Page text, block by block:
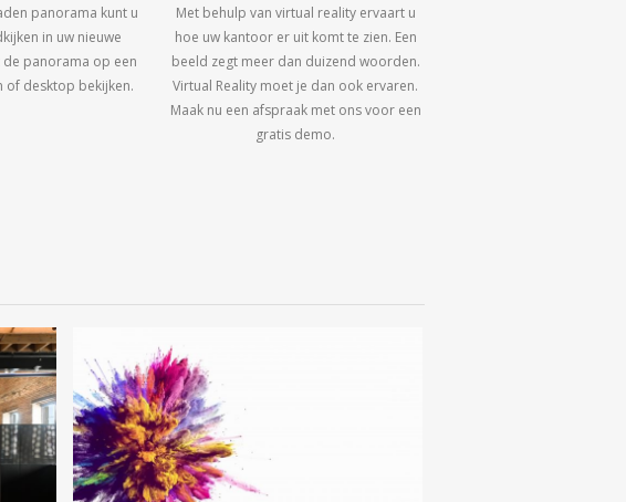
panorama kunt u
in uw nieuwe
panorama op een
of desktop bekijken.
Met behulp van virtual reality ervaart u
hoe uw kantoor er uit komt te zien. Een
beeld zegt meer dan duizend woorden.
Virtual Reality moet je dan ook ervaren.
Maak nu een afspraak met ons voor een
gratis demo.